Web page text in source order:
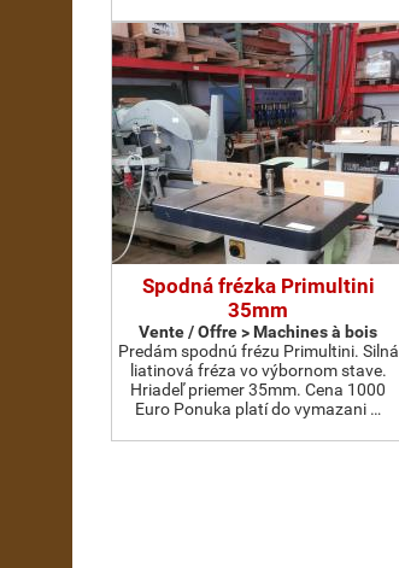
Spodná frézka Primultini
35mm
Vente / Offre > Machines à bois
Predám spodnú frézu Primultini. Silná
liatinová fréza vo výbornom stave.
Hriadeľ priemer 35mm. Cena 1000
Euro Ponuka platí do vymazani …